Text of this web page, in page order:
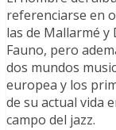
referenciarse en
las de Mallarmé
Fauno, pero
dos mundos
europea y los
de su actual vida
campo del jazz.